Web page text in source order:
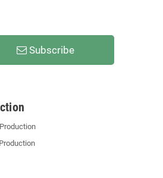
Subscribe